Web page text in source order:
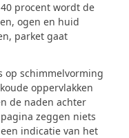
procent wordt de
ogen en huid
parket gaat
op schimmelvorming
oppervlakken
de naden achter
zeggen niets
indicatie van het